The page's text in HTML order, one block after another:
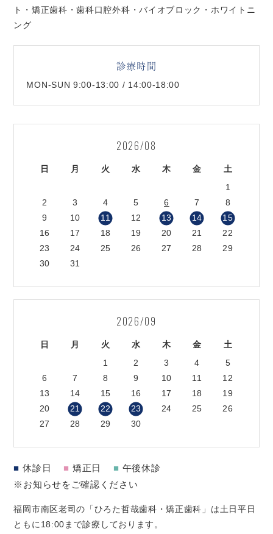
ト・矯正歯科・歯科口腔外科・バイオブロック・ホワイトニ
ング
診療時間
MON-SUN 9:00-13:00 / 14:00-18:00
2026/08
日 月 火 水 木 金
土
1
2
3 4 5 6 7
8
9
10 11 12 13 14
15
16
17 18 19 20 21
22
23
24 25 26 27 28
29
30
31
2026/09
日 月 火 水 木 金
土
1
2 3 4
5
6
7 8 9 10 11
12
13
14 15 16 17 18
19
20
21 22 23 24 25
26
27
28 29 30
■ 休診日 ■ 矯正日 ■ 午後休診
※お知らせをご確認ください
福岡市南区老司の「ひろた哲哉歯科・矯正歯科」は土日平日
ともに18:00まで診療しております。